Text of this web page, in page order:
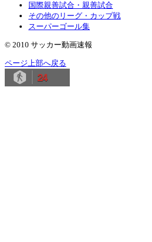
国際親善試合・親善試合
その他のリーグ・カップ戦
スーパーゴール集
© 2010 サッカー動画速報
ページ上部へ戻る
24